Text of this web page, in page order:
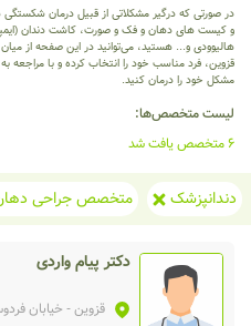
در صورتی که درگیر مشکلاتی از قبیل درمان
و کیست های دهان و فک و صورت، کاشت دندان
هالیوودی و... هستید، می‌توانید در این صفحه از
قزوین، فرد مناسب خود را انتخاب کرده و با
مشکل خود را درمان کنید.
لیست متخصص‌ها:
6 متخصص یافت شد
دندانپزشک متخصص جراحی
دکتر پیام واردی
قزوین- خیابان